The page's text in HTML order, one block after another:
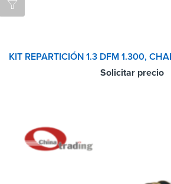
Solicitar precio